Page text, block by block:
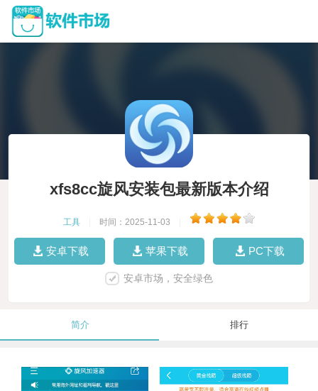
xfs8cc旋风安装包最新版本介绍
工具 时间：2025-11-03
安卓下载 苹果下载 PC下载
安卓市场，安全绿色
简介 排行